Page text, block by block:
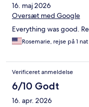
16. maj 2026
Oversæt med Google
Everything was good.
Rosemarie, rejse på 1 nat
Verificeret anmeldelse
6/10 Godt
16. apr. 2026